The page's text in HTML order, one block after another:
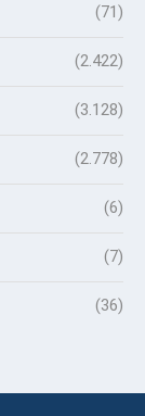
(71)
(2.422)
(3.128)
(2.778)
(6)
(7)
(36)